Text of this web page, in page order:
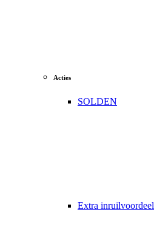
Acties
SOLDEN
Extra inruilvoordeel